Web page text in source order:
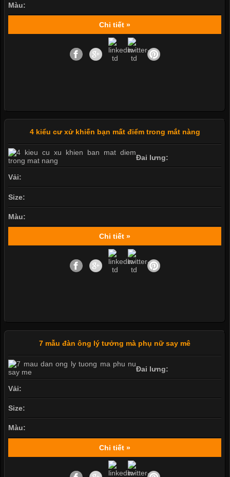
Màu:
Chi tiết »
4 kiểu cư xử khiến bạn mất điểm trong mắt nàng
Đai lưng:
Vải:
Size:
Màu:
Chi tiết »
7 mẫu đàn ông lý tưởng mà phụ nữ say mê
Đai lưng:
Vải:
Size:
Màu:
Chi tiết »